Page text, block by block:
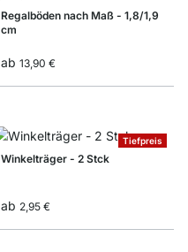
Regalböden nach Maß - 1,8/1,9
cm
ab 13,90 €
Tiefpreis
Winkelträger - 2 Stck
ab 2,95 €